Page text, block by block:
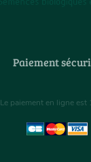
Paiement
Le paiement en ligne est